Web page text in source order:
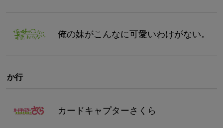
俺の妹がこんなに可愛いわけがない。
か行
カードキャプターさくら